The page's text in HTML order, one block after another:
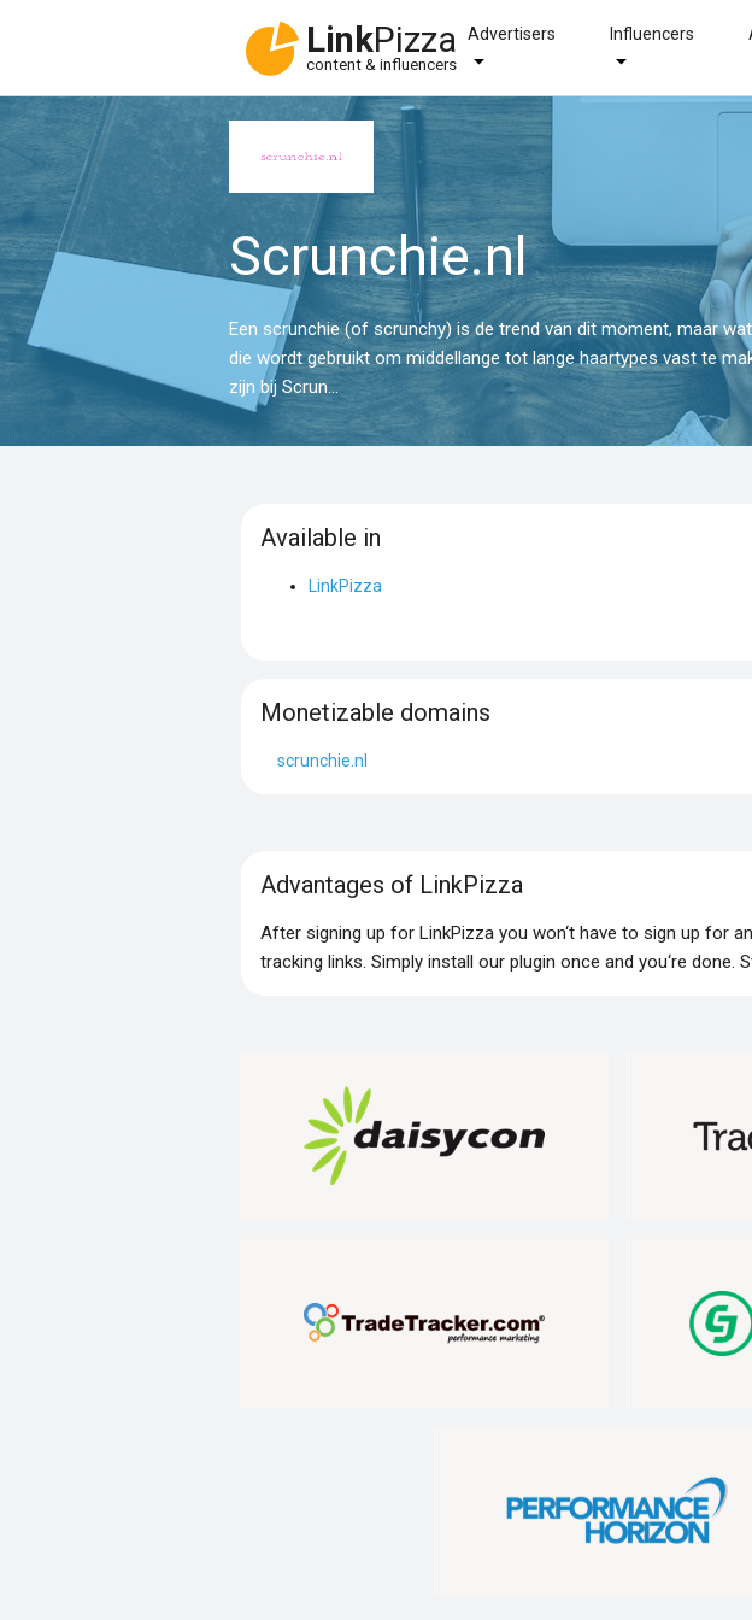
LinkPizza
content & influencers
Advertisers Influencers
Scrunchie.nl
Een scrunchie (of scrunchy) is de trend van dit moment, maar
die wordt gebruikt om middellange tot lange haartypes vast te
zijn bij Scrun...
Available in
LinkPizza
Monetizable domains
scrunchie.nl
Advantages of LinkPizza
After signing up for LinkPizza you won‘t have to sign up for
tracking links. Simply install our plugin once and you‘re